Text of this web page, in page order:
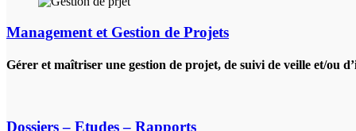
Management et Gestion de Projets
Gérer et maîtriser une gestion de projet, de suivi de veille et/ou
Dossiers – Etudes – Rapports